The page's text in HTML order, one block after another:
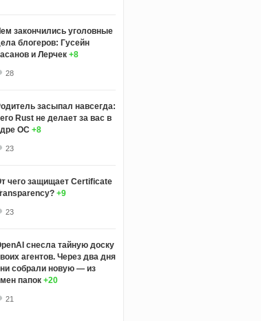
закончились уголовные
блогеров: Гусейн
и Лерчек +8
28
засыпал навсегда:
Rust не делает за вас в
ОС +8
23
чего защищает Certificate
+9
23
снесла тайную доску
агентов. Через два дня
собрали новую — из
папок +20
21